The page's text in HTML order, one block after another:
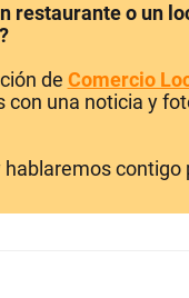
restaurante o un
de Comercio
con una noticia y